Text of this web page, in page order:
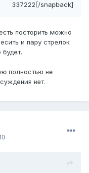
337222[/snapback]
посторить можно
и пару стрелок
полностью не
нет.